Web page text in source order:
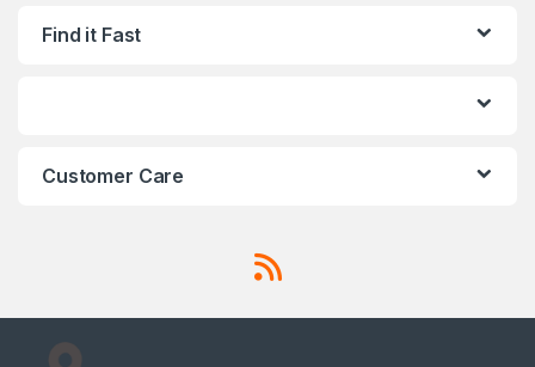
Find it Fast
Customer Care